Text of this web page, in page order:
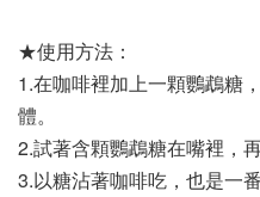
★使用方法：
1.在咖啡裡加上一顆鸚鵡糖
體。
2.試著含顆鸚鵡糖在嘴裡，
3.以糖沾著咖啡吃，也是一